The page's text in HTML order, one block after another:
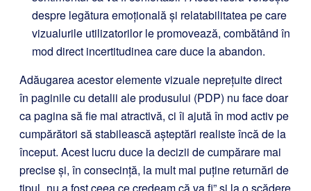
despre legătura emoțională și relatabilitatea pe care
vizualurile utilizatorilor le promovează, combătând în
mod direct incertitudinea care duce la abandon.
Adăugarea acestor elemente vizuale neprețuite direct
în paginile cu detalii ale produsului (PDP) nu face doar
ca pagina să fie mai atractivă, ci îi ajută în mod activ pe
cumpărători să stabilească așteptări realiste încă de la
început. Acest lucru duce la decizii de cumpărare mai
precise și, în consecință, la mult mai puține returnări de
tipul „nu a fost ceea ce credeam că va fi” și la o scădere